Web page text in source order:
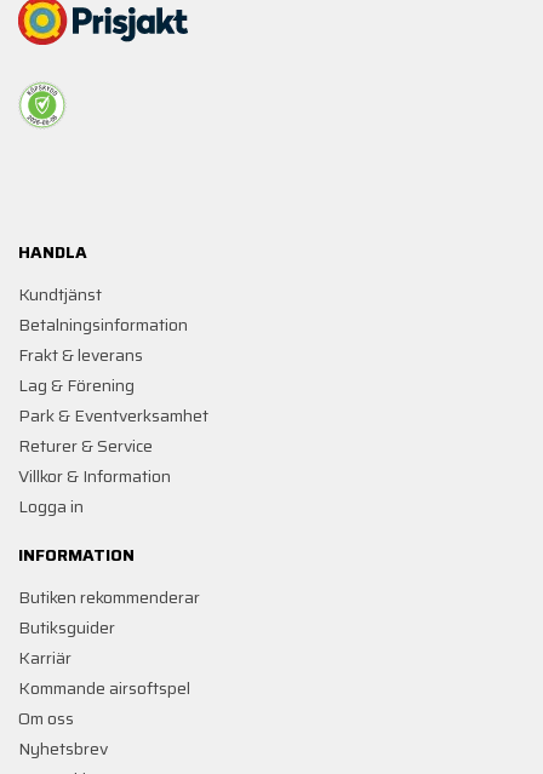
HANDLA
Kundtjänst
Betalningsinformation
Frakt & leverans
Lag & Förening
Park & Eventverksamhet
Returer & Service
Villkor & Information
Logga in
INFORMATION
Butiken rekommenderar
Butiksguider
Karriär
Kommande airsoftspel
Om oss
Nyhetsbrev